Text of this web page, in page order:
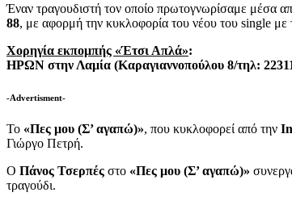
Έναν τραγουδιστή τον οποίο πρωτογνωρίσαμε μέσα
88, με αφορμή την κυκλοφορία του νέου του single με
Χορηγία εκπομπής «Έτσι Απλά»:
ΗΡΩΝ στην Λαμία (Καραγιαννοπούλου 8/τηλ:
-Advertisment-
Το «Πες μου (Σ’ αγαπώ)», που κυκλοφορεί από την
Γιώργο Πετρή.
Ο Πάνος Τσερπές στο «Πες μου (Σ’ αγαπώ)»
τραγούδι.